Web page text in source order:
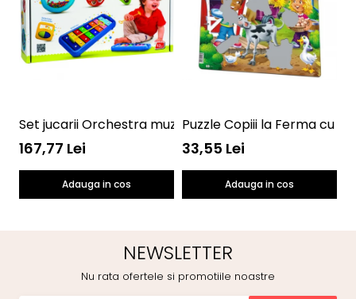
Set jucarii Orchestra muzicala Halilit MS4001
167,77 Lei
Adauga in cos
Puzzle Copiii la Ferma cu
33,55 Lei
Adauga in cos
NEWSLETTER
Nu rata ofertele si promotiile noastre